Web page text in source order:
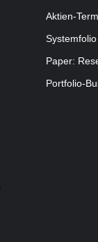
Aktien-
Systemfolio
Paper:
Portfolio-